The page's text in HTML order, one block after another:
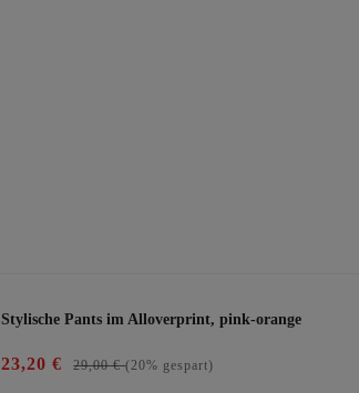
Stylische Pants im Alloverprint, pink-orange
23,20 € 29,00 €(20% gespart)